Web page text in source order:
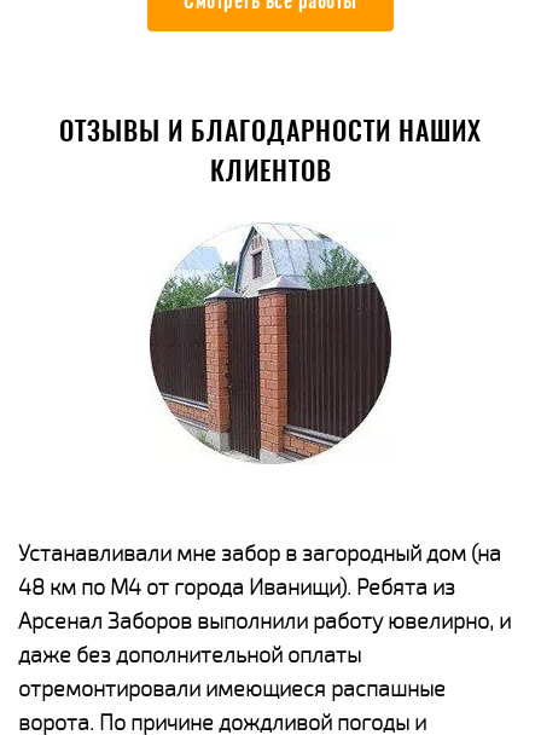
ОТЗЫВЫ И БЛАГОДАРНОСТИ НАШИХ
КЛИЕНТОВ
Устанавливали мне забор в загородный дом (на
48 км по М4 от города Иванищи). Ребята из
Арсенал Заборов выполнили работу ювелирно, и
даже без дополнительной оплаты
отремонтировали имеющиеся распашные
ворота. По причине дождливой погоды и